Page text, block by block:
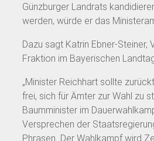
Günzburger Landrats
werden, würde er das
Dazu sagt Katrin Ebner-Steiner,
Fraktion im Bayerischen
„Minister Reichhart sollte
frei, sich für Ämter zur Wahl zu
Baumminister im
Versprechen der
Phrasen. Der Wahlkampf wird